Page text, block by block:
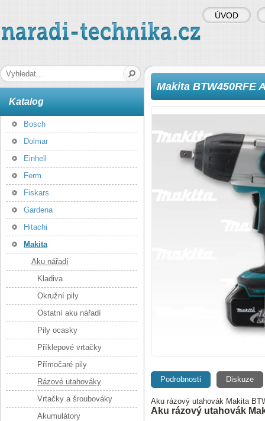
naradi-technika.cz
Makita BTW450RFE
Podrobnosti Diskuze
Aku rázový utahovák Makita
Aku rázový utahovák
Katalog
Bosch
Dolmar
Einhell
Ferm
Fiskars
Gardena
Hitachi
Makita
Aku nářadí
Kladiva
Okružní pily
Ostatní aku nářadí
Pily ocasky
Příklepové vrtačky
Přímočaré pily
Rázové utahováky
Vrtačky a šroubováky
Akumulátory
ÚVOD
Hledaná fráze